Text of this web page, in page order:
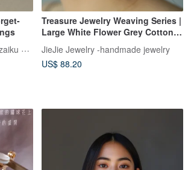
iu-loo เครื่องประดับ Tsumami-zaiku สไตล์ญี่ปุ่น
Treasure Jewelry Weaving Series |
Large White Flower Grey Cotton
Clip)
JieJie Jewelry -handmade jewelry
US$ 88.20